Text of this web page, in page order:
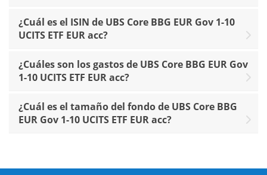
¿Cuál es el ISIN de UBS Core BBG EUR Gov 1-10
UCITS ETF EUR acc?
¿Cuáles son los gastos de UBS Core BBG EUR Gov
1-10 UCITS ETF EUR acc?
¿Cuál es el tamaño del fondo de UBS Core BBG
EUR Gov 1-10 UCITS ETF EUR acc?